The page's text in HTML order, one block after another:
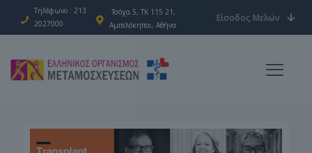
Τηλέφωνο : 213
2027000
Τσόχα 5, ΤΚ 115 21,
Αμπελόκηποι, Αθήνα
Είσοδος Μελών